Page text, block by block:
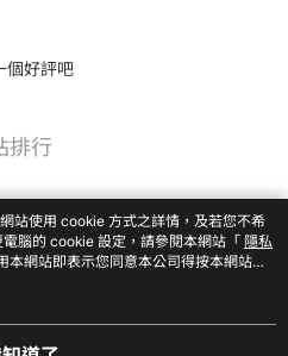
個好評吧
排行
站使用 cookie 方式之詳情，及若您不希
腦的 cookie 設定，請參閱本網站「 隱私
本網站即表示您同意本公司得按本網站使